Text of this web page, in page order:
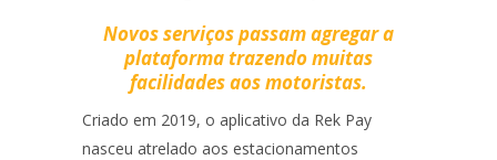
Novos serviços passam agregar a
plataforma trazendo muitas
facilidades aos motoristas.
Criado em 2019, o aplicativo da Rek Pay
nasceu atrelado aos estacionamentos